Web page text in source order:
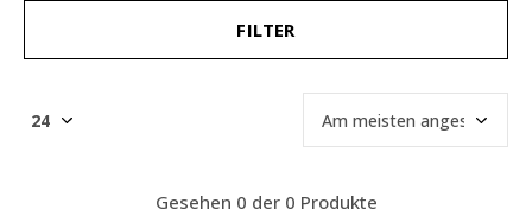
FILTER
Gesehen 0 der 0 Produkte